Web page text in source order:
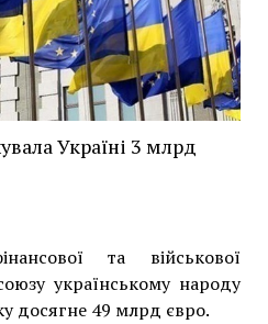
Україні 3 млрд
та військової
українському народу
досягне 49 млрд євро.